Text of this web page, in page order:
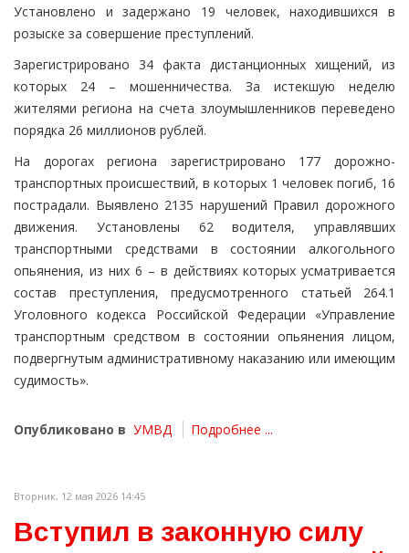
Установлено и задержано 19 человек, находившихся в
розыске за совершение преступлений.
Зарегистрировано 34 факта дистанционных хищений, из
которых 24 – мошенничества. За истекшую неделю
жителями региона на счета злоумышленников переведено
порядка 26 миллионов рублей.
На дорогах региона зарегистрировано 177 дорожно-
транспортных происшествий, в которых 1 человек погиб, 16
пострадали. Выявлено 2135 нарушений Правил дорожного
движения. Установлены 62 водителя, управлявших
транспортными средствами в состоянии алкогольного
опьянения, из них 6 – в действиях которых усматривается
состав преступления, предусмотренного статьей 264.1
Уголовного кодекса Российской Федерации «Управление
транспортным средством в состоянии опьянения лицом,
подвергнутым административному наказанию или имеющим
судимость».
Опубликовано в УМВД Подробнее ...
Вторник, 12 мая 2026 14:45
Вступил в законную силу